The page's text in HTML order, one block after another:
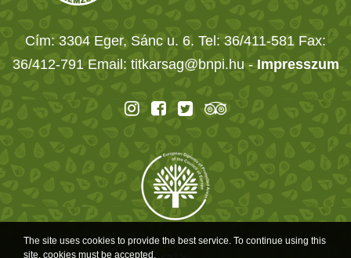
Cím: 3304 Eger, Sánc u. 6. Tel: 36/411-581 Fax:
36/412-791 Email: titkarsag@bnpi.hu - Impresszum
The site uses cookies to provide the best service. To continue using this
site, cookies must be accepted.